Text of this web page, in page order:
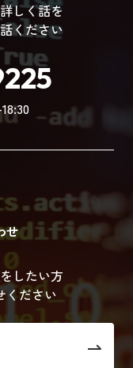
しく話を
ください
せ
したい方
ください